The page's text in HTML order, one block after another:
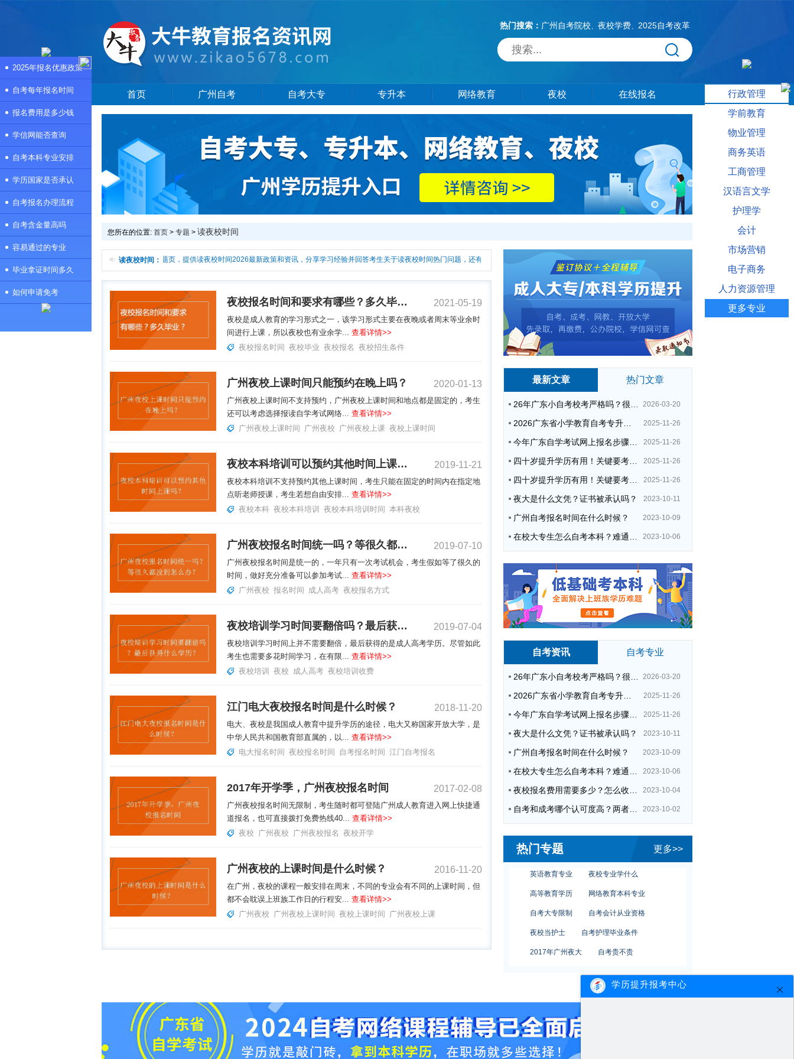
热门搜索： 广州自考院校、 夜校学费、 2025自考改革
首页 广州自考 自考大专 专升本 网络教育 夜校 在线报名
您所在的位置: 首页 > 专题 > 读夜校时间
最新文章 热门文章
26年广东小自考校考严格吗？很简单吗？ 2026-03-20
2026广东省小学教育自考专升本考试科目（+指引） 2025-11-26
今年广东自学考试网上报名步骤（全） 2025-11-26
四十岁提升学历有用！关键要考哪种？这种最快最实用！ 2025-11-26
四十岁提升学历有用！关键要考哪种？这种最快最实用！ 2025-11-26
夜大是什么文凭？证书被承认吗？ 2023-10-11
广州自考报名时间在什么时候？ 2023-10-09
在校大专生怎么自考本科？难通过吗？ 2023-10-06
自考资讯 自考专业
26年广东小自考校考严格吗？很简单吗？ 2026-03-20
2026广东省小学教育自考专升本考试科目（+指引） 2025-11-26
今年广东自学考试网上报名步骤（全） 2025-11-26
夜大是什么文凭？证书被承认吗？ 2023-10-11
广州自考报名时间在什么时候？ 2023-10-09
在校大专生怎么自考本科？难通过吗？ 2023-10-06
夜校报名费用需要多少？怎么收费的？ 2023-10-04
自考和成考哪个认可度高？两者区别在哪？ 2023-10-02
热门专题 更多>>
自考考试特点 自考护理学报名
怎么自考大专报名
成人自考有哪些专业
自考考试特点
本科报考 夜校考公务员
读夜校时间：
本频道是读夜校时间专题页，提供读夜校时间2026最新政策和资讯，分享学习经验并回答考生关于读夜校时间热门问题，还有更多读夜校时间相关信息供大家参考。
夜校报名时间和要求有哪些？多久毕业？ 2021-05-19
夜校是成人教育的学习形式之一，该学习形式主要在夜晚或者周末等业余时
间进行上课，所以夜校也有业余学... 查看详情>>
夜校报名时间 夜校毕业 夜校报名 夜校招生条件
广州夜校上课时间只能预约在晚上吗？ 2020-01-13
广州夜校上课时间不支持预约，广州夜校上课时间和地点都是固定的，考生
还可以考虑选择报读自学考试网络... 查看详情>>
广州夜校上课时间
广州夜校 广州夜校上课 夜校上课时间
夜校本科培训可以预约其他时间上课吗？ 2019-11-21
夜校本科培训不支持预约其他上课时间，考生只能在固定的时间内在指定地
点听老师授课，考生若想自由安排... 查看详情>>
夜校本科 夜校本科培训 夜校本科培训时间 本科夜校
广州夜校报名时间统一吗？等很久都没到怎么办？ 2019-07-10
广州夜校报名时间是统一的，一年只有一次考试机会，考生假如等了很久的
时间，做好充分准备可以参加考试... 查看详情>>
广州夜校 报名时间 成人高考 夜校报名方式
夜校培训学习时间要翻倍吗？最后获得什么学历？ 2019-07-04
夜校培训学习时间上并不需要翻倍，最后获得的是成人高考学历。尽管如此
考生也需要多花时间学习，在有限... 查看详情>>
夜校培训
夜校 成人高考 夜校培训收费
江门电大夜校报名时间是什么时候？ 2018-11-20
电大、夜校是我国成人教育中提升学历的途径，电大又称国家开放大学，是
中华人民共和国教育部直属的，以... 查看详情>>
电大报名时间 夜校报名时间 自考报名时间 江门自考报名
2017年开学季，广州夜校报名时间 2017-02-08
广州夜校报名时间无限制，考生随时都可登陆广州成人教育进入网上快捷通
道报名，也可直接拨打免费热线40... 查看详情>>
夜校
广州夜校 广州夜校报名 夜校开学
广州夜校的上课时间是什么时候？ 2016-11-20
在广州，夜校的课程一般安排在周末，不同的专业会有不同的上课时间，但
都不会耽误上班族工作日的行程安... 查看详情>>
广州夜校
广州夜校上课时间 夜校上课时间 广州夜校上课
2025年报名优惠政策
自考每年报名时间
报名费用是多少钱
学信网能否查询
自考本科专业安排
学历国家是否承认
自考报名办理流程
自考含金量高吗
容易通过的专业
毕业拿证时间多久
如何申请免考
行政管理
学前教育
物业管理
商务英语
工商管理
汉语言文学
护理学
会计
市场营销
电子商务
人力资源管理
更多专业
学历提升报考中心